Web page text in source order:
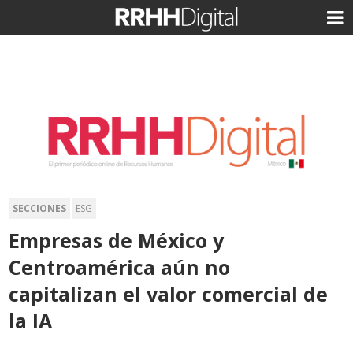
SECCIONES ESG
Empresas de México y
Centroamérica aún no
capitalizan el valor comercial de
la IA